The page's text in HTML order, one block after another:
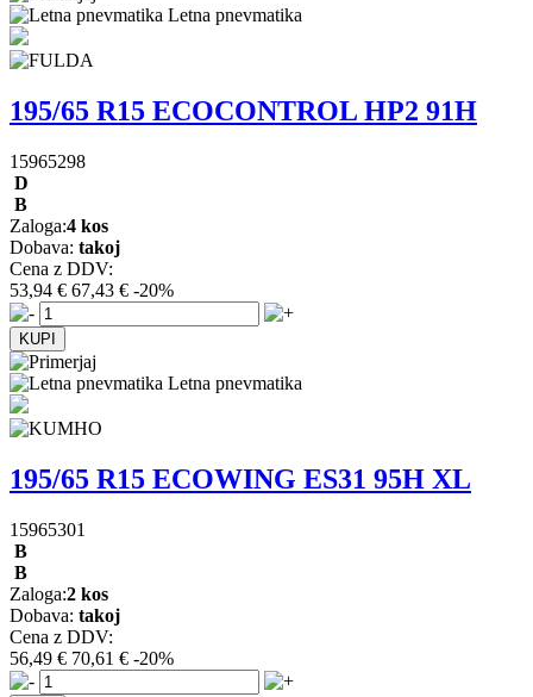
Letna pnevmatika
195/65 R15 ECOCONTROL HP2 91H
15965298
D
B
Zaloga:4 kos
Dobava: takoj
Cena z DDV:
53,94 € 67,43 € -20%
Letna pnevmatika
195/65 R15 ECOWING ES31 95H XL
15965301
B
B
Zaloga:2 kos
Dobava: takoj
Cena z DDV:
56,49 € 70,61 € -20%